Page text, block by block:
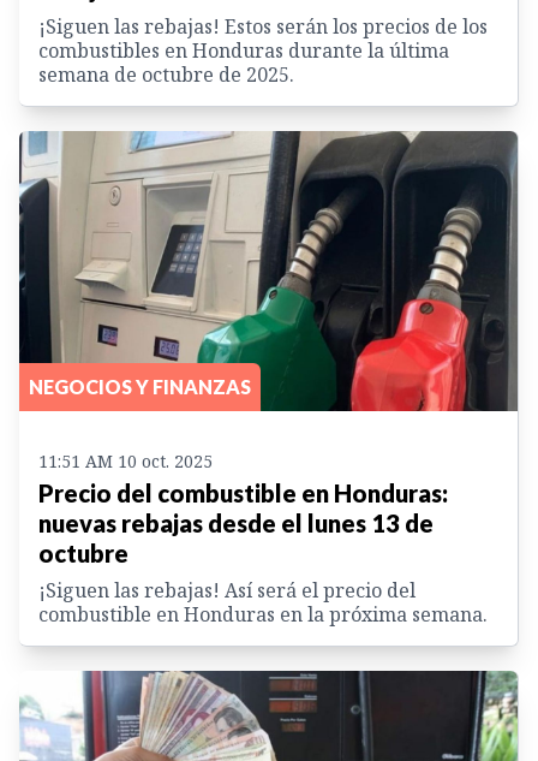
¡Siguen las rebajas! Estos serán los precios de los
combustibles en Honduras durante la última
semana de octubre de 2025.
NEGOCIOS Y FINANZAS
11:51 AM 10 oct. 2025
Precio del combustible en Honduras:
nuevas rebajas desde el lunes 13 de
octubre
¡Siguen las rebajas! Así será el precio del
combustible en Honduras en la próxima semana.